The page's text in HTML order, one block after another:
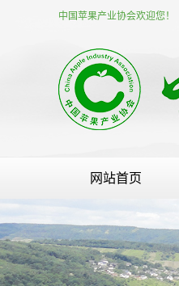
中国苹果产业协会欢迎您！
网站首页